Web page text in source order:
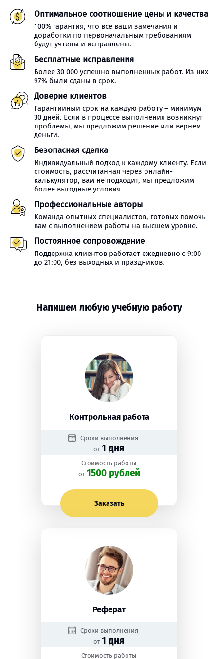
Оптимальное соотношение цены и качества
100% гарантия, что все ваши замечания и
доработки по первоначальным требованиям
будут учтены и исправлены.
Бесплатные исправления
Более 30 000 успешно выполненных работ. Из них
97% были сданы в срок.
Доверие клиентов
Гарантийный срок на каждую работу – минимум
30 дней. Если в процессе выполнения возникнут
проблемы, мы предложим решение или вернем
деньги.
Безопасная сделка
Индивидуальный подход к каждому клиенту. Если
стоимость, рассчитанная через онлайн-
калькулятор, вам не подходит, мы предложим
более выгодные условия.
Профессиональные авторы
Команда опытных специалистов, готовых помочь
вам с выполнением работы на высшем уровне.
Постоянное сопровождение
Поддержка клиентов работает ежедневно с 9:00
до 21:00, без выходных и праздников.
Напишем любую учебную работу
Контрольная работа
Сроки выполнения
от 1 дня
Стоимость работы
oт 1500 рублей
Заказать
Реферат
Сроки выполнения
от 1 дня
Стоимость работы